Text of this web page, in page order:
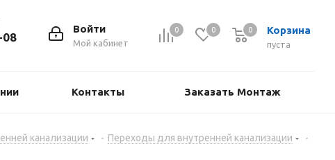
0 0 Корзина
пуста
0
Войти
Мой кабинет
08
Контакты Заказать Монтаж
канализации - Переходы для внутренней канализации
-